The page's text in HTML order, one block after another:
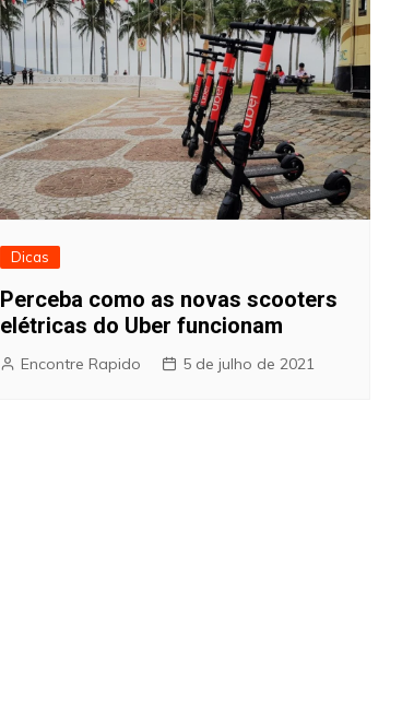
Dicas
Perceba como as novas scooters
elétricas do Uber funcionam
Encontre Rapido 5 de julho de 2021